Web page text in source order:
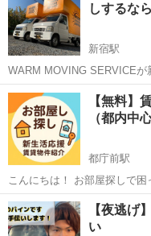
しするな
新宿駅
WARM MOVING SERVICEが
します！ 🉐🉐基本料金￥5,000～🉐🉐 無料見積りで引越しに関するお
東京 新宿区 新宿駅
【無料】
（都内中心
都庁前駅
こんにちは！ お部屋探しで
無料で賃貸探しのお手伝いをしています😊 ✅ 自
ない ✅ 不動産屋の営業が苦手 ✅
はぜひ気軽にご連絡く...
東京 新宿区 都庁前駅
【夜逃げ
い